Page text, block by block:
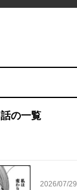
話の一覧
2026/07/29